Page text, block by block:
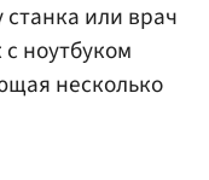
или врач
ноутбуком
несколько